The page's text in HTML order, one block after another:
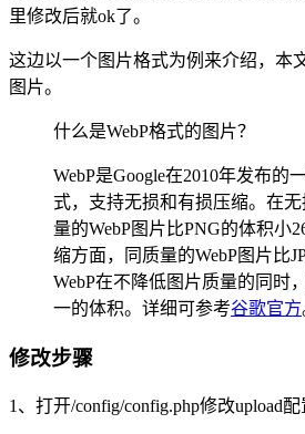
里修改后就ok了。
这边以一个图片格式为例来介绍，本
图片。
什么是WebP格式的图片？
WebP是Google在2010年发布的
式，支持无损和有损压缩。在
量的WebP图片比PNG的体积小
缩方面，同质量的WebP图片比
WebP在不降低图片质量的同时
一的体积。详细可参考谷歌官方
修改步骤
1、打开/config/config.php修改upload